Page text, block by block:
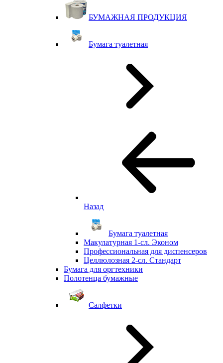
БУМАЖНАЯ ПРОДУКЦИЯ
Бумага туалетная
Назад
Бумага туалетная
Макулатурная 1-сл. Эконом
Профессиональная для диспенсеров
Целлюлозная 2-сл. Стандарт
Бумага для оргтехники
Полотенца бумажные
Салфетки